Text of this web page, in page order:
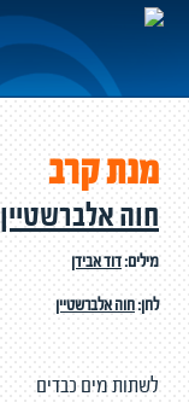
מנת קרב
חוה אלברשטיין
מילים:דוד אבידן
לחן:חוה אלברשטיין
לשתות מים כבדים